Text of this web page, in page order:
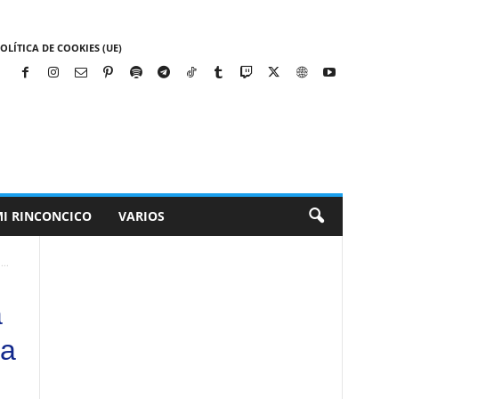
DE COOKIES (UE)
RINCONCICO VARIOS